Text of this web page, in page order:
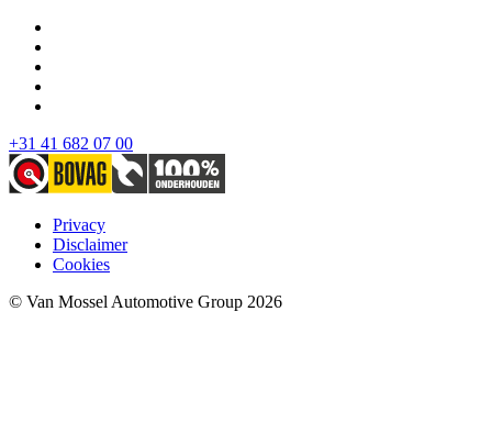
+31 41 682 07 00
Privacy
Disclaimer
Cookies
© Van Mossel Automotive Group 2026